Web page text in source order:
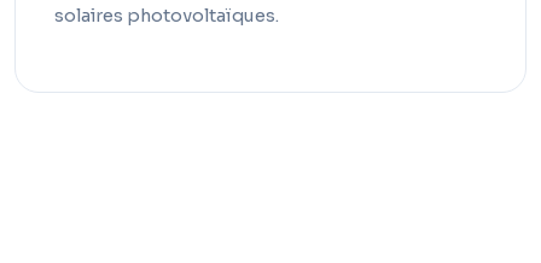
solaires photovoltaïques.